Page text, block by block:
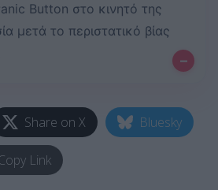
Button στο κινητό της
μετά το περιστατικό βίας
–
Share on X Bluesky
Link